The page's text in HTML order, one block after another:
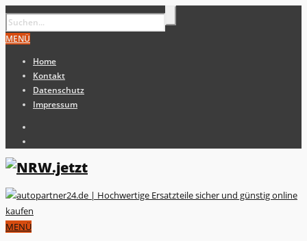
MENÜ
Home
Kontakt
Datenschutz
Impressum
MENÜ